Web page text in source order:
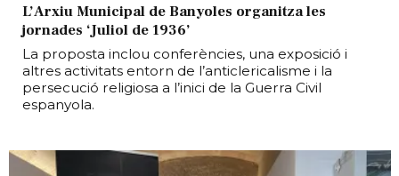
L’Arxiu Municipal de Banyoles organitza les
jornades ‘Juliol de 1936’
La proposta inclou conferències, una exposició i
altres activitats entorn de l’anticlericalisme i la
persecució religiosa a l’inici de la Guerra Civil
espanyola.